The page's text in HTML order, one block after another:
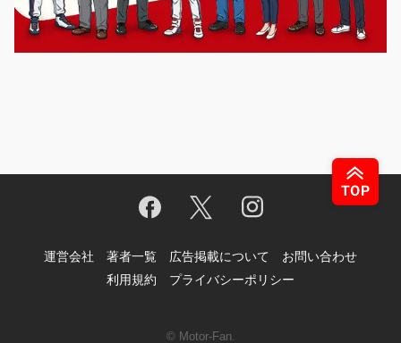
運営会社 著者一覧 広告掲載について
お問い合わせ
利用規約
プライバシーポリシー
© Motor-Fan.